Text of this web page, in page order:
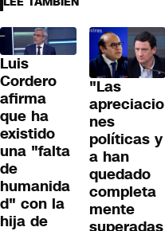
Luis
Cordero
afirma
que ha
existido
una "falta
de
humanida
d" con la
hija de
"Las
apreciacio
nes
políticas y
a han
quedado
completa
mente